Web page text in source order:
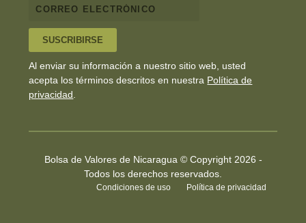
SUSCRIBIRSE
Al enviar su información a nuestro sitio web, usted
acepta los términos descritos en nuestra Política de
privacidad.
Bolsa de Valores de Nicaragua © Copyright 2026 -
Todos los derechos reservados.
Condiciones de uso Política de privacidad